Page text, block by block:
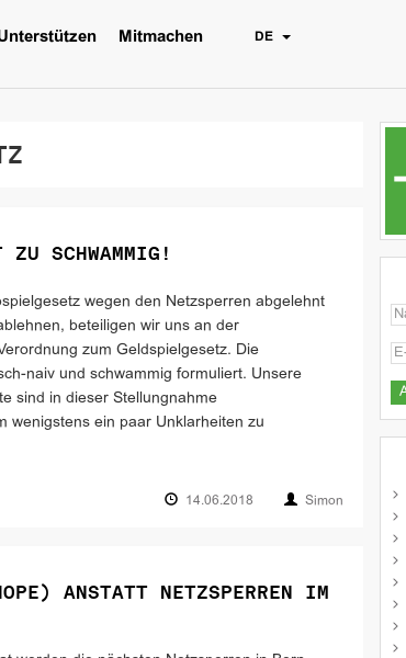
Mitmachen DE
ZU SCHWAMMIG!
wegen den Netzsperren abgelehnt
beteiligen wir uns an der
zum Geldspielgesetz. Die
naiv und schwammig formuliert. Unsere
sind in dieser Stellungnahme
wenigstens ein paar Unklarheiten zu
14.06.2018 Simon
ANSTATT NETZSPERREN IM